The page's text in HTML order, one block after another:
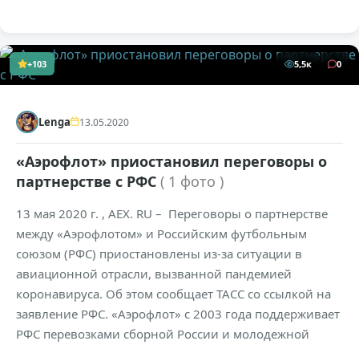
+103 5,5к 0
Lenga 13.05.2020
«Аэрофлот» приостановил переговоры о
партнерстве с РФС ( 1 фото )
13 мая 2020 г. , AEX. RU – Переговоры о партнерстве
между «Аэрофлотом» и Российским футбольным
союзом (РФС) приостановлены из-за ситуации в
авиационной отрасли, вызванной пандемией
коронавируса. Об этом сообщает ТАСС со ссылкой на
заявление РФС. «Аэрофлот» с 2003 года поддерживает
РФС перевозками сборной России и молодежной